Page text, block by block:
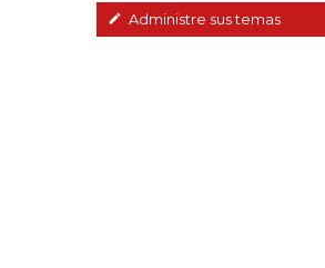
Administre sus temas